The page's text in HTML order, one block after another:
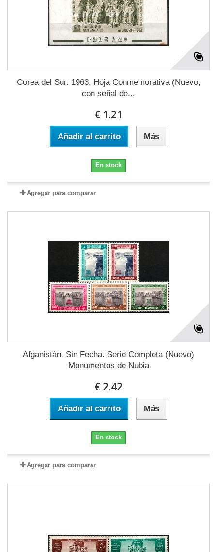
Corea del Sur. 1963. Hoja Conmemorativa (Nuevo,
con señal de...
€ 1.21
Añadir al carrito Más
En stock
Agregar para comparar
Afganistán. Sin Fecha. Serie Completa (Nuevo)
Monumentos de Nubia
€ 2.42
Añadir al carrito Más
En stock
Agregar para comparar